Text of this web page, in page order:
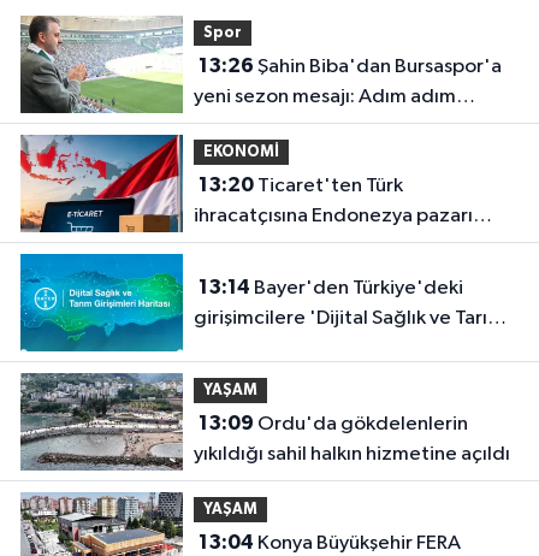
Spor
13:26
yeni sezon mesajı: Adım adım
şampiyonluğa
EKONOMİ
13:20Ticaret'ten Türk
ihracatçısına Endonezya pazarı
rehberi
13:14
girişimcilere 'Dijital Sağlık ve Tarım
YAŞAM
13:09
yıkıldığı sahil halkın hizmetine açıldı
YAŞAM
13:04